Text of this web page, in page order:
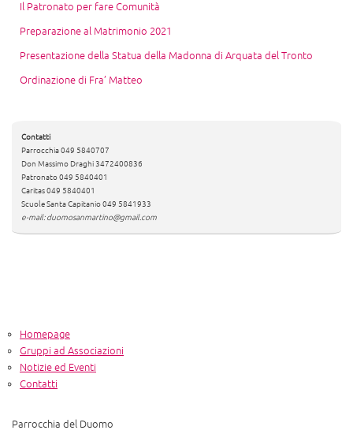
Il Patronato per fare Comunità
Preparazione al Matrimonio 2021
Presentazione della Statua della Madonna di Arquata del Tronto
Ordinazione di Fra’ Matteo
Contatti
Parrocchia 049 5840707
Don Massimo Draghi 3472400836
Patronato 049 5840401
Caritas 049 5840401
Scuole Santa Capitanio 049 5841933
e-mail: duomosanmartino@gmail.com
Homepage
Gruppi ad Associazioni
Notizie ed Eventi
Contatti
Parrocchia del Duomo